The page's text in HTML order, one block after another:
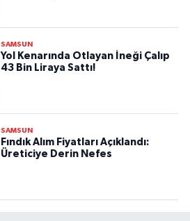
SAMSUN
Yol Kenarında Otlayan İneği Çalıp
43 Bin Liraya Sattı!
SAMSUN
Fındık Alım Fiyatları Açıklandı:
Üreticiye Derin Nefes